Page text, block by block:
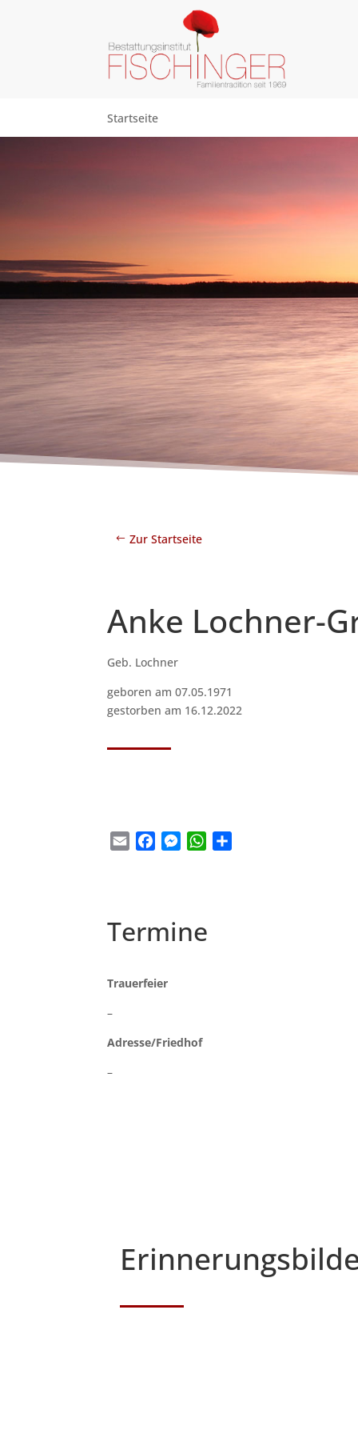
Startseite
Zur Startseite
Anke Lochner-
Geb. Lochner
geboren am 07.05.1971
gestorben am 16.12.2022
Email FacebookMessengerWhatsApp
Termine
Trauerfeier
–
Adresse/Friedhof
–